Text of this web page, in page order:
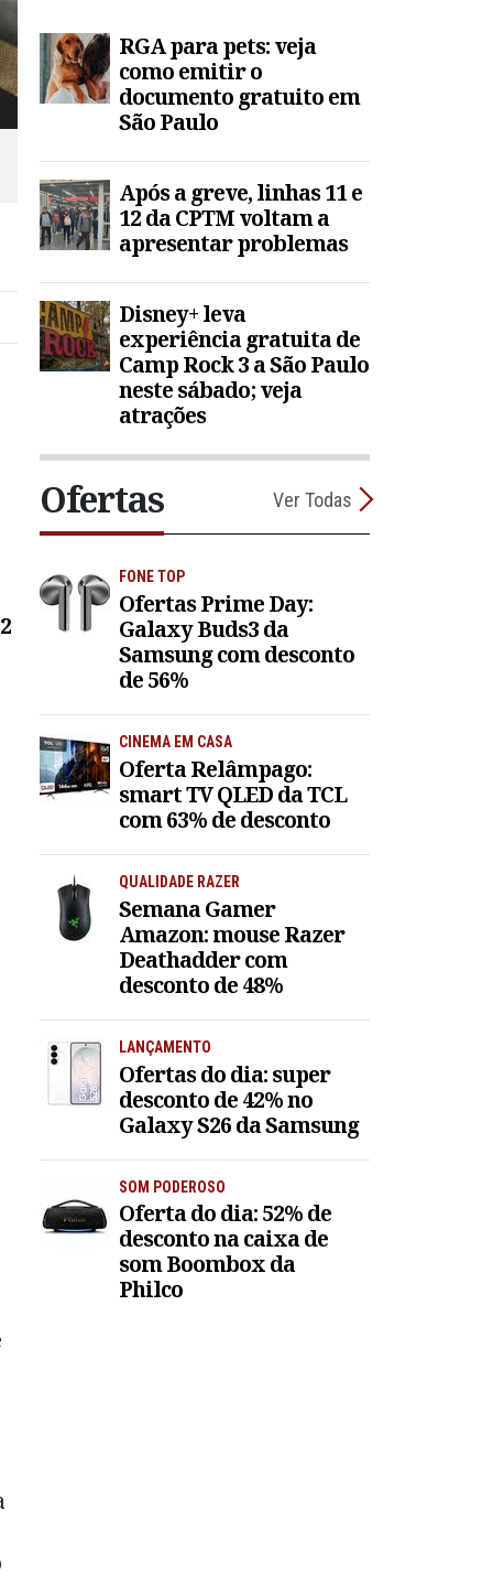
RGA para pets: veja
como emitir o
documento gratuito em
São Paulo
Após a greve, linhas 11 e
12 da CPTM voltam a
apresentar problemas
Disney+ leva
experiência gratuita de
Camp Rock 3 a São Paulo
neste sábado; veja
atrações
Ofertas Ver Todas
FONE TOP
Ofertas Prime Day:
Galaxy Buds3 da
Samsung com desconto
de 56%
CINEMA EM CASA
Oferta Relâmpago:
smart TV QLED da TCL
com 63% de desconto
QUALIDADE RAZER
Semana Gamer
Amazon: mouse Razer
Deathadder com
desconto de 48%
LANÇAMENTO
Ofertas do dia: super
desconto de 42% no
Galaxy S26 da Samsung
SOM PODEROSO
Oferta do dia: 52% de
desconto na caixa de
som Boombox da
Philco